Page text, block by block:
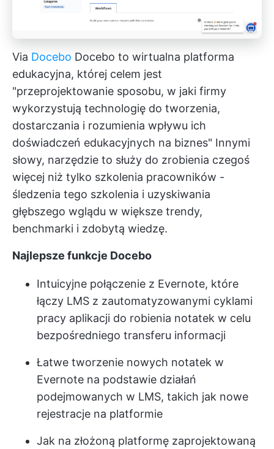
Via Docebo Docebo to wirtualna platforma
edukacyjna, której celem jest
"przeprojektowanie sposobu, w jaki firmy
wykorzystują technologię do tworzenia,
dostarczania i rozumienia wpływu ich
doświadczeń edukacyjnych na biznes" Innymi
słowy, narzędzie to służy do zrobienia czegoś
więcej niż tylko szkolenia pracowników -
śledzenia tego szkolenia i uzyskiwania
głębszego wglądu w większe trendy,
benchmarki i zdobytą wiedzę.
Najlepsze funkcje Docebo
Intuicyjne połączenie z Evernote, które
łączy LMS z zautomatyzowanymi cyklami
pracy aplikacji do robienia notatek w celu
bezpośredniego transferu informacji
Łatwe tworzenie nowych notatek w
Evernote na podstawie działań
podejmowanych w LMS, takich jak nowe
rejestracje na platformie
Jak na złożoną platformę zaprojektowaną